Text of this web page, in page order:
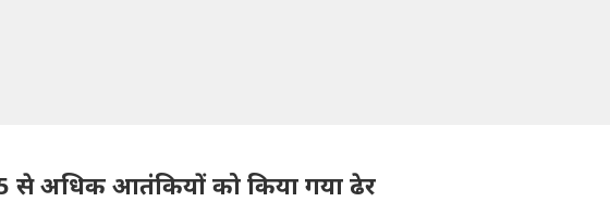
अधिक आतंकियों को किया गया ढेर